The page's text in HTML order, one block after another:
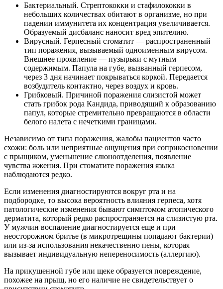
Бактериальный. Стрептококки и стафилококки в
небольших количествах обитают в организме, но при
падении иммунитета их концентрация увеличивается.
Образуемый дисбаланс наносит вред эпителию.
Вирусный. Герпесный стоматит — распространенный
тип поражения, вызываемый одноименным вирусом.
Внешнее проявление — пузырьки с мутным
содержимым. Папула на губе, вызванный герпесом,
через 3 дня начинает покрываться коркой. Передается
возбудитель контактно, через воздух и кровь.
Грибковый. Причиной поражения слизистой может
стать грибок рода Кандида, приводящий к образованию
папул, которые стремительно превращаются в области
белого налета с нечеткими границами.
Независимо от типа поражения, жалобы пациентов часто
схожи: боль или неприятные ощущения при соприкосновении
с прыщиком, уменьшение слюноотделения, появление
чувства жжения. При стоматите поражения языка
наблюдаются редко.
Если изменения диагностируются вокруг рта и на
подбородке, то высока вероятность влияния герпеса, хотя
патологические изменения бывают симптомом атопического
дерматита, который редко распространяется на слизистую рта.
У мужчин воспаление диагностируется еще и при
неосторожном бритье (в микротрещины попадают бактерии)
или из-за использования некачественно пены, которая
вызывает индивидуальную непереносимость (аллергию).
На прикушенной губе или щеке образуется повреждение,
похожее на прыщ, но его наличие не свидетельствует о